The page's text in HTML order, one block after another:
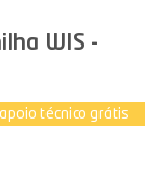
WIS -
apoio técnico grátis